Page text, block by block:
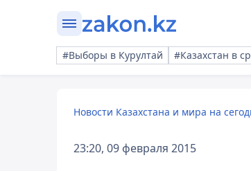
#Выборы в Курултай #Казахстан в
Новости Казахстана и мира на
23:20, 09 февраля 2015